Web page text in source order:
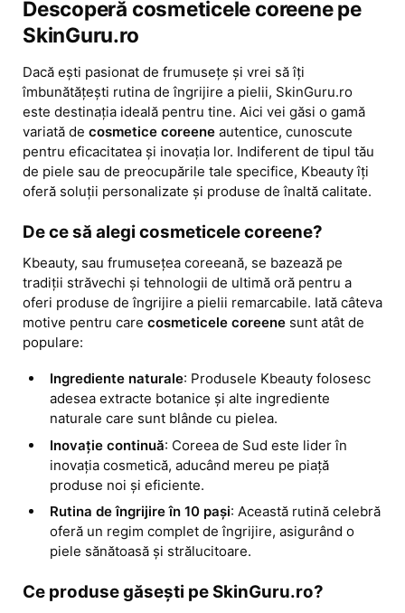
Descoperă cosmeticele coreene pe
SkinGuru.ro
Dacă ești pasionat de frumusețe și vrei să îți
îmbunătățești rutina de îngrijire a pielii, SkinGuru.ro
este destinația ideală pentru tine. Aici vei găsi o gamă
variată de cosmetice coreene autentice, cunoscute
pentru eficacitatea și inovația lor. Indiferent de tipul tău
de piele sau de preocupările tale specifice, Kbeauty îți
oferă soluții personalizate și produse de înaltă calitate.
De ce să alegi cosmeticele coreene?
Kbeauty, sau frumusețea coreeană, se bazează pe
tradiții străvechi și tehnologii de ultimă oră pentru a
oferi produse de îngrijire a pielii remarcabile. Iată câteva
motive pentru care cosmeticele coreene sunt atât de
populare:
Ingrediente naturale: Produsele Kbeauty folosesc
adesea extracte botanice și alte ingrediente
naturale care sunt blânde cu pielea.
Inovație continuă: Coreea de Sud este lider în
inovația cosmetică, aducând mereu pe piață
produse noi și eficiente.
Rutina de îngrijire în 10 pași: Această rutină celebră
oferă un regim complet de îngrijire, asigurând o
piele sănătoasă și strălucitoare.
Ce produse găsești pe SkinGuru.ro?